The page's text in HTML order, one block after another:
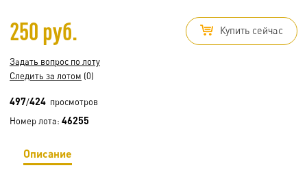
250 руб. Купить сейчас
Задать вопрос по лоту
Следить за лотом (0)
497/424 просмотров
Номер лота: 46255
Описание